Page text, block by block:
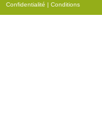
Confidentialité | Conditions